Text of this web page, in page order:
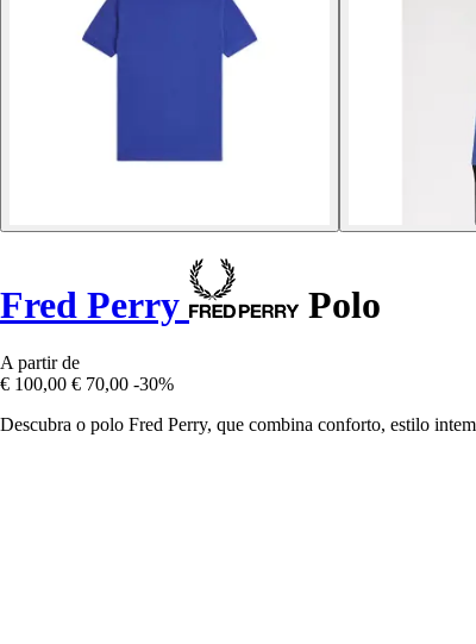
Fred Perry Polo
A partir de
€ 100,00 € 70,00 -30%
Descubra o polo Fred Perry, que combina conforto, estilo